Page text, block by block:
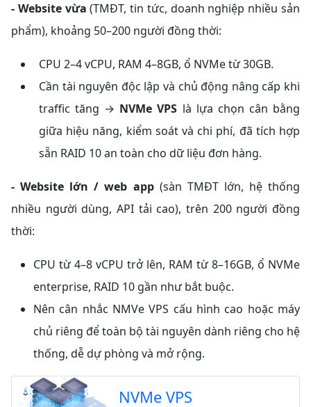
- Website vừa (TMĐT, tin tức, doanh nghiệp nhiều sản
phẩm), khoảng 50–200 người đồng thời:
CPU 2–4 vCPU, RAM 4–8GB, ổ NVMe từ 30GB.
Cần tài nguyên độc lập và chủ động nâng cấp khi
traffic tăng → NVMe VPS là lựa chọn cân bằng
giữa hiệu năng, kiểm soát và chi phí, đã tích hợp
sẵn RAID 10 an toàn cho dữ liệu đơn hàng.
- Website lớn / web app(sàn TMĐT lớn, hệ thống
nhiều người dùng, API tải cao), trên 200 người đồng
thời:
CPU từ 4–8 vCPU trở lên, RAM từ 8–16GB, ổ NVMe
enterprise, RAID 10 gần như bắt buộc.
Nên cân nhắc NMVe VPS cấu hình cao hoặc máy
chủ riêng để toàn bộ tài nguyên dành riêng cho hệ
thống, dễ dự phòng và mở rộng.
NVMe VPS